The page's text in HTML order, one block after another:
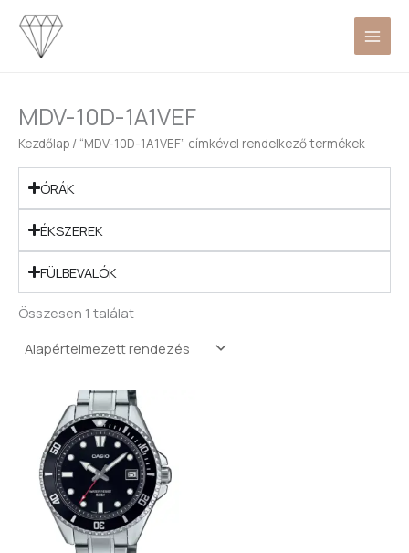
Skip
content
MDV-10D-1A1VEF
Kezdőlap / “MDV-10D-1A1VEF” címkével rendelkező termékek
ÓRÁK
ÉKSZEREK
FÜLBEVALÓK
Összesen 1 találat